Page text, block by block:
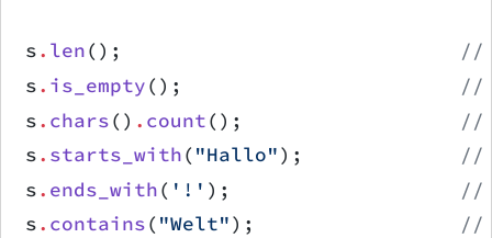
s. len(); //
s. is_empty();
//
s. chars() . count();
//
s. starts_with( "Hallo");
//
s. ends_with( '!' );
//
s. contains( "Welt"); //